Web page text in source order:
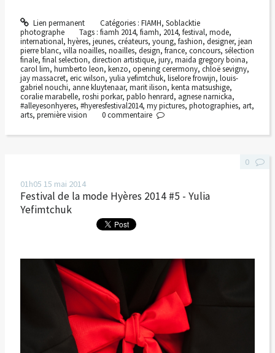
Lien permanent Catégories : FIAMH, Soblacktie
photographe
Tags :fiamh 2014,fiamh, 2014,festival,mode,
international, hyères, jeunes, créateurs, young, fashion, designer, jean
pierre blanc, villa noailles, noailles, design, france, concours, sélection
finale, final selection, direction artistique, jury, maida gregory boina,
carol lim, humberto leon, kenzo, opening cerermony, chloë sevigny,
jay massacret, eric wilson, yulia yefimtchuk, liselore frowijn, louis-
gabriel nouchi, anne kluytenaar, marit ilison, kenta matsushige,
coralie marabelle, roshi porkar, pablo henrard, agnese narnicka,
#alleyesonhyeres, #hyeresfestival2014, my pictures, photographies, art,
arts, première vision 0commentaire
01h05 15 mai 2014
Festival de la mode Hyères 2014 #5 - Yulia
Yefimtchuk
0